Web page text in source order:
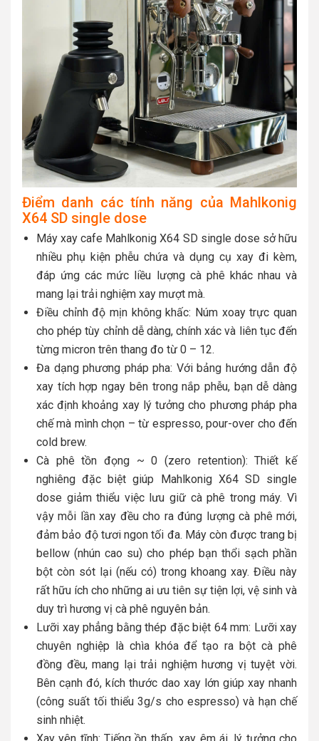
Điểm danh các tính năng của Mahlkonig
X64 SD single dose
Máy xay cafe Mahlkonig X64 SD single dose sở hữu
nhiều phụ kiện phễu chứa và dụng cụ xay đi kèm,
đáp ứng các mức liều lượng cà phê khác nhau và
mang lại trải nghiệm xay mượt mà.
Điều chỉnh độ mịn không khấc: Núm xoay trực quan
cho phép tùy chỉnh dễ dàng, chính xác và liên tục đến
từng micron trên thang đo từ 0 – 12.
Đa dạng phương pháp pha: Với bảng hướng dẫn độ
xay tích hợp ngay bên trong nắp phễu, bạn dễ dàng
xác định khoảng xay lý tưởng cho phương pháp pha
chế mà mình chọn – từ espresso, pour-over cho đến
cold brew.
Cà phê tồn đọng ~ 0 (zero retention): Thiết kế
nghiêng đặc biệt giúp Mahlkonig X64 SD single
dose giảm thiểu việc lưu giữ cà phê trong máy. Vì
vậy mỗi lần xay đều cho ra đúng lượng cà phê mới,
đảm bảo độ tươi ngon tối đa. Máy còn được trang bị
bellow (nhún cao su) cho phép bạn thổi sạch phần
bột còn sót lại (nếu có) trong khoang xay. Điều này
rất hữu ích cho những ai ưu tiên sự tiện lợi, vệ sinh và
duy trì hương vị cà phê nguyên bản.
Lưỡi xay phẳng bằng thép đặc biệt 64 mm: Lưỡi xay
chuyên nghiệp là chìa khóa để tạo ra bột cà phê
đồng đều, mang lại trải nghiệm hương vị tuyệt vời.
Bên cạnh đó, kích thước dao xay lớn giúp xay nhanh
(công suất tối thiểu 3g/s cho espresso) và hạn chế
sinh nhiệt.